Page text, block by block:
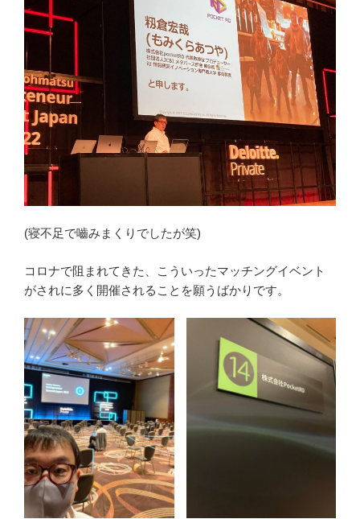
(寝不足で嚙みまくりでしたが笑)
コロナで阻まれてきた、こういったマッチングイベント
がされに多く開催されることを願うばかりです。